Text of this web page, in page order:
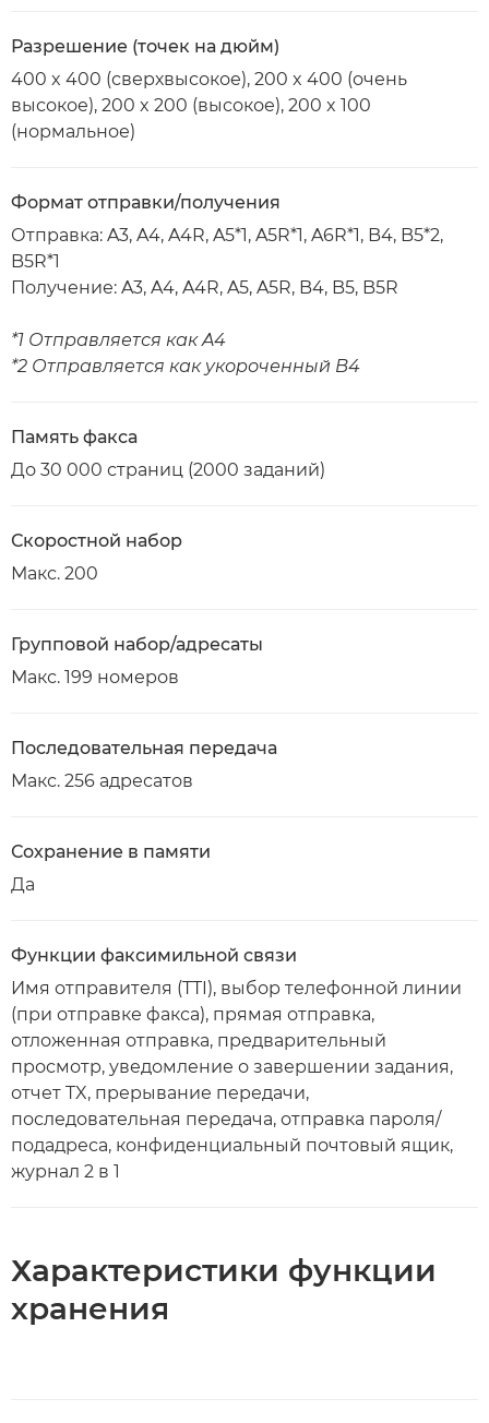
Разрешение (точек на дюйм)
400 x 400 (сверхвысокое), 200 x 400 (очень
высокое), 200 x 200 (высокое), 200 x 100
(нормальное)
Формат отправки/получения
Отправка: A3, A4, A4R, A5*1, A5R*1, A6R*1, B4, B5*2,
B5R*1
Получение: A3, A4, A4R, A5, A5R, B4, B5, B5R
*1 Отправляется как A4
*2 Отправляется как укороченный B4
Память факса
До 30 000 страниц (2000 заданий)
Скоростной набор
Макс. 200
Групповой набор/адресаты
Макс. 199 номеров
Последовательная передача
Макс. 256 адресатов
Сохранение в памяти
Да
Функции факсимильной связи
Имя отправителя (TTI), выбор телефонной линии
(при отправке факса), прямая отправка,
отложенная отправка, предварительный
просмотр, уведомление о завершении задания,
отчет TX, прерывание передачи,
последовательная передача, отправка пароля/
подадреса, конфиденциальный почтовый ящик,
журнал 2 в 1
Характеристики функции
хранения